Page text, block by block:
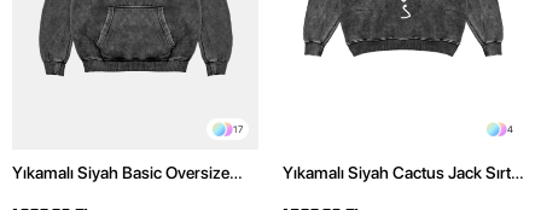
17
Yıkamalı Siyah Basic Oversize
4
Yıkamalı Siyah Cactus Jack Sırt